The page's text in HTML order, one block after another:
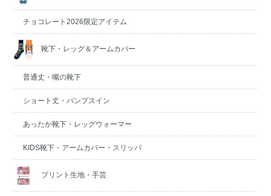
チョコレート2026限定アイテム
靴下・レッグ＆アームカバー
普通丈・嘴の靴下
ショート丈・パンプスイン
あったか靴下・レッグウォーマー
KIDS靴下・アームカバー・スリッパ
プリント生地・手芸